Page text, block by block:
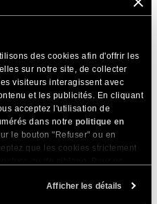
des cookies afin d'offrir les
sur notre site, de collecter
visiteurs interagissent avec
et les publicités. En cliquant
acceptez l'utilisation de
dans notre politique en
le bouton "Refuser" ou en
que les cookies strictement
Vous pouvez gérer vos préférences
Afficher les détails